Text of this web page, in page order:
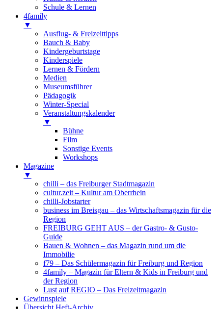
Schule & Lernen
4family
▼
Ausflug- & Freizeittipps
Bauch & Baby
Kindergeburtstage
Kinderspiele
Lernen & Fördern
Medien
Museumsführer
Pädagogik
Winter-Special
Veranstaltungskalender
▼
Bühne
Film
Sonstige Events
Workshops
Magazine
▼
chilli – das Freiburger Stadtmagazin
cultur.zeit – Kultur am Oberrhein
chilli-Jobstarter
business im Breisgau – das Wirtschaftsmagazin für die
Region
FREIBURG GEHT AUS – der Gastro- & Gusto-
Guide
Bauen & Wohnen – das Magazin rund um die
Immobilie
f79 – Das Schülermagazin für Freiburg und Region
4family – Magazin für Eltern & Kids in Freiburg und
der Region
Lust auf REGIO – Das Freizeitmagazin
Gewinnspiele
Übersicht Heft-Archiv